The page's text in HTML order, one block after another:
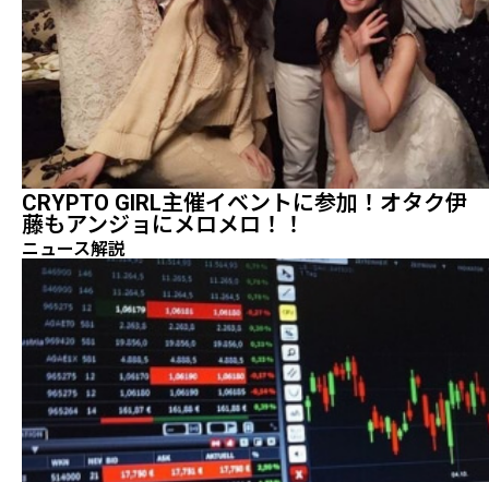
CRYPTO GIRL主催イベントに参加！オタク伊
藤もアンジョにメロメロ！！
ニュース解説